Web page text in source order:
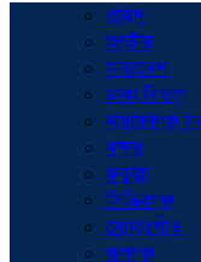
প্রচ্ছদ
জাতীয়
সারাদেশ
ঢাকা বিভাগ
নারায়ণগঞ্জ
বন্দর
ফতুল্লা
সিদ্ধিরগঞ্জ
সোনারগাঁও
রূপগঞ্জ